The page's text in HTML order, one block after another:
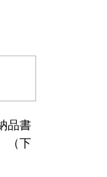
品書
（下